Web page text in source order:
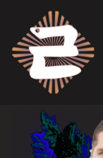
Zum
Inhalt
springen